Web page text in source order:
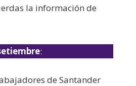
la información de
:
de Santander